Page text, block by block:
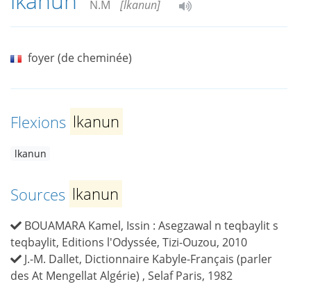
N.M [lkanun]
foyer (de cheminée)
Flexions lkanun
lkanun
Sources lkanun
BOUAMARA Kamel, Issin : Asegzawal n teqbaylit s
teqbaylit, Editions l'Odyssée, Tizi-Ouzou, 2010
J.-M. Dallet, Dictionnaire Kabyle-Français (parler
des At Mengellat Algérie) , Selaf Paris, 1982